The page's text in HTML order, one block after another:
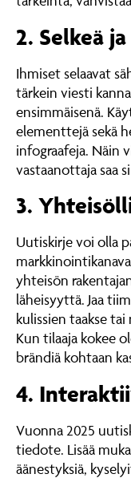
2. Selkeä
Ihmiset selaavat
tärkein viesti
ensimmäisenä.
elementtejä sekä
infograafeja. Näin
vastaanottaja saa
3.
Uutiskirje voi olla
yhteisön
läheisyyttä. Jaa
kulissien taakse
Kun tilaaja kokee
brändiä kohtaan
4.
Vuonna 2025
tiedote. Lisää
äänestyksiä,